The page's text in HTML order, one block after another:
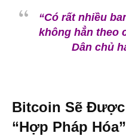
“Có rất nhiều
không hẳn theo
Dân chủ
Bitcoin Sẽ
“Hợp Pháp